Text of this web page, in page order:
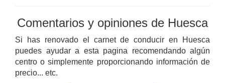
Comentarios y opiniones de Huesca
Si has renovado el carnet de conducir en Huesca
puedes ayudar a esta pagina recomendando algún
centro o simplemente proporcionando información de
precio... etc.